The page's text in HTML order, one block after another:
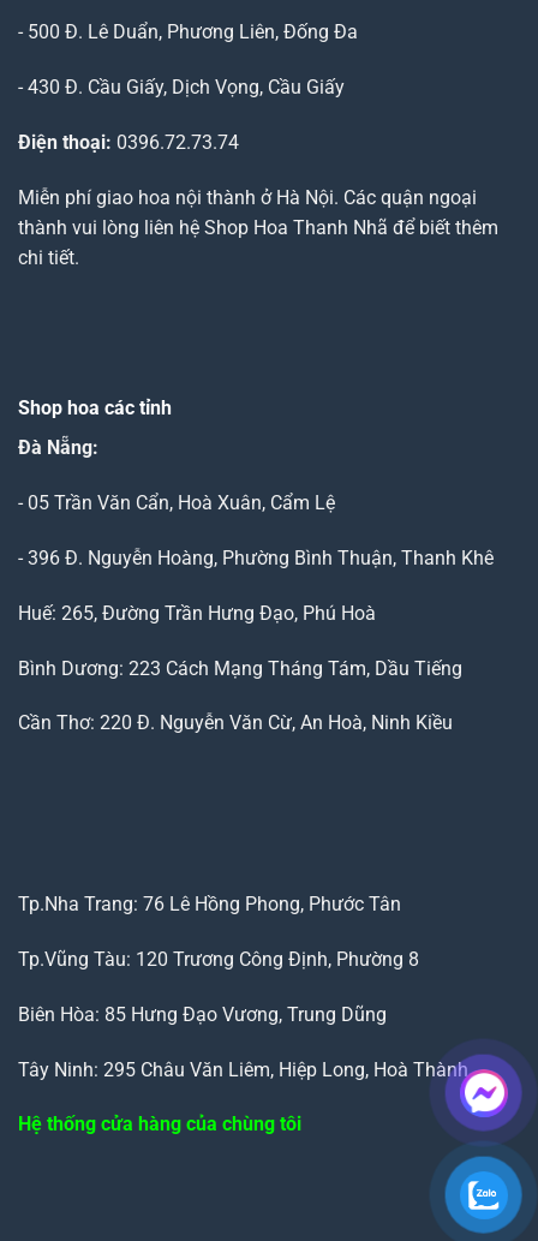
- 500 Đ. Lê Duẩn, Phương Liên, Đống Đa
- 430 Đ. Cầu Giấy, Dịch Vọng, Cầu Giấy
Điện thoại: 0396.72.73.74
Miễn phí giao hoa nội thành ở Hà Nội. Các quận ngoại
thành vui lòng liên hệ Shop Hoa Thanh Nhã để biết thêm
chi tiết.
Shop hoa các tỉnh
Đà Nẵng:
- 05 Trần Văn Cẩn, Hoà Xuân, Cẩm Lệ
- 396 Đ. Nguyễn Hoàng, Phường Bình Thuận, Thanh Khê
Huế: 265, Đường Trần Hưng Đạo, Phú Hoà
Bình Dương: 223 Cách Mạng Tháng Tám, Dầu Tiếng
Cần Thơ: 220 Đ. Nguyễn Văn Cừ, An Hoà, Ninh Kiều
Tp.Nha Trang: 76 Lê Hồng Phong, Phước Tân
Tp.Vũng Tàu: 120 Trương Công Định, Phường 8
Biên Hòa: 85 Hưng Đạo Vương, Trung Dũng
Tây Ninh: 295 Châu Văn Liêm, Hiệp Long, Hoà Thành
Hệ thống cửa hàng của chùng tôi